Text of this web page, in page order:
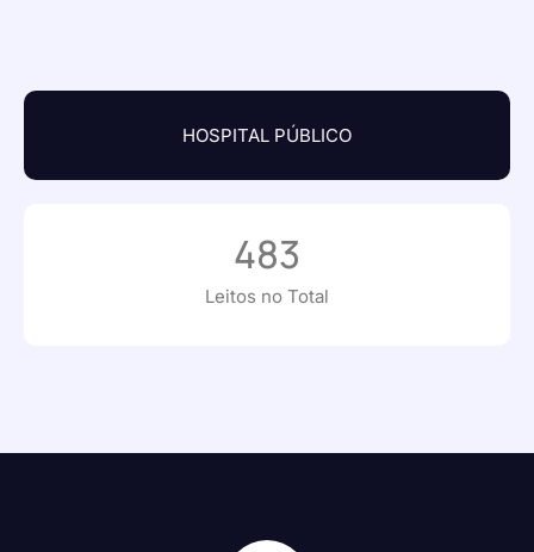
HOSPITAL PÚBLICO
Leitos no Total
483